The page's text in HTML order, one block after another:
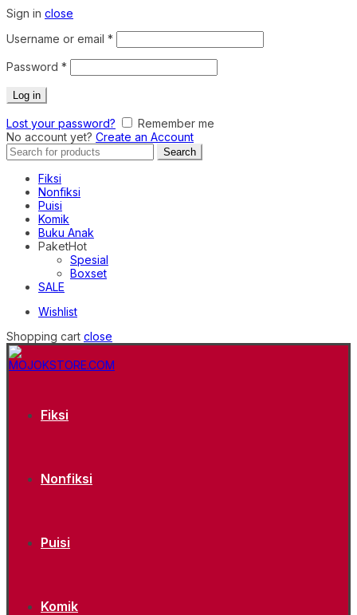
Sign in close
Username or email *
Password *
Log in
Lost your password?
Remember me
No account yet? Create an Account
Search
for:
Search
Fiksi
Nonfiksi
Puisi
Komik
Buku Anak
PaketHot
Spesial
Boxset
SALE
Wishlist
Shopping cart close
Fiksi
Nonfiksi
Puisi
Komik